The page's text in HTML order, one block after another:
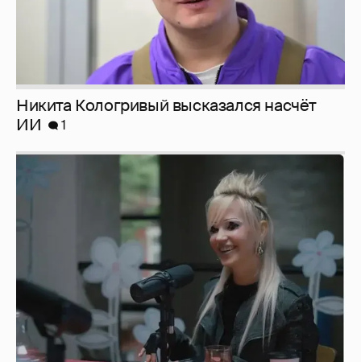
Никита Кологривый высказался насчёт
ИИ
1